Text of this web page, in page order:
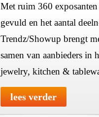
Met ruim 360
gevuld en het aantal
Trendz/Showup brengt
samen van aanbieders in
jewelry, kitchen &
lees verder